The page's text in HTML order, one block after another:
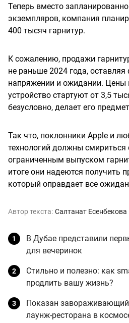
Теперь вместо
экземпляров, компания
400 тысяч гарнитур.
К сожалению, продажи
не раньше 2024 года,
напряжении и ожидании. Цены
устройство стартуют от 3,5
безусловно, делает его
Так что, поклонники Apple и
технологий должны
ограниченным выпуском
итоге они надеются получить
который оправдает все
Автор текста: Салтанат Есенбекова
В Дубае представили
для вечеринок
Стильно и полезно: как
продлить вашу жизнь?
Показан
лаунж-ресторана в